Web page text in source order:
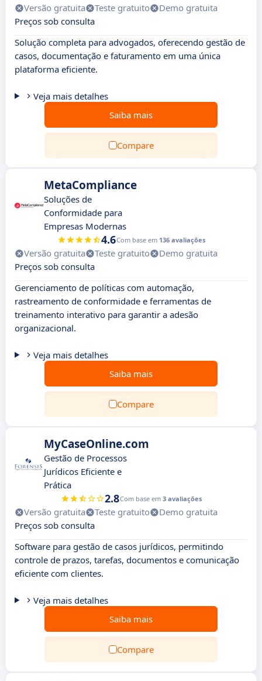
Versão gratuita Teste gratuito
Demo gratuita
Preços sob consulta
Solução completa para advogados, oferecendo gestão de
casos, documentação e faturamento em uma única
plataforma eficiente.
Veja mais detalhes
Saiba mais
Compare
MetaCompliance
Soluções de
Conformidade para
Empresas Modernas
4.6Com base em 136 avaliações
Versão gratuita Teste gratuito
Demo gratuita
Preços sob consulta
Gerenciamento de políticas com automação,
rastreamento de conformidade e ferramentas de
treinamento interativo para garantir a adesão
organizacional.
Veja mais detalhes
Saiba mais
Compare
MyCaseOnline.com
Gestão de Processos
Jurídicos Eficiente e
Prática
2.8Com base em 3 avaliações
Versão gratuita Teste gratuito
Demo gratuita
Preços sob consulta
Software para gestão de casos jurídicos, permitindo
controle de prazos, tarefas, documentos e comunicação
eficiente com clientes.
Veja mais detalhes
Saiba mais
Compare